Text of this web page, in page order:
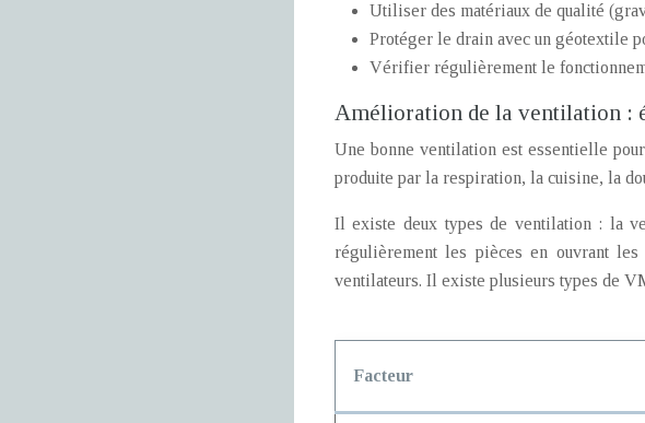
Utiliser des matériaux de qualité
Protéger le drain avec un géotextile
Vérifier régulièrement le
Amélioration de la ventilation :
Une bonne ventilation est essentielle
produite par la respiration, la cuisine, la
Il existe deux types de ventilation : la
régulièrement les pièces en ouvrant
ventilateurs. Il existe plusieurs types de
Facteur